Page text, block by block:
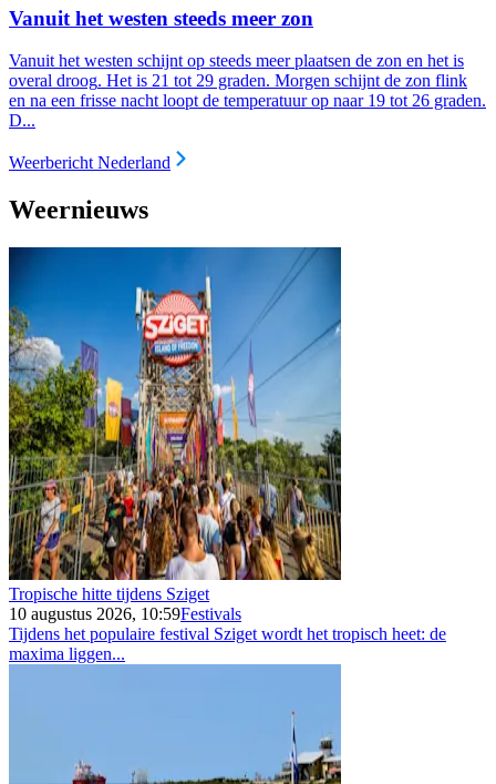
Vanuit het westen steeds meer zon
Vanuit het westen schijnt op steeds meer plaatsen de zon en het is
overal droog. Het is 21 tot 29 graden. Morgen schijnt de zon flink
en na een frisse nacht loopt de temperatuur op naar 19 tot 26 graden.
D...
Weerbericht Nederland
Weernieuws
Tropische hitte tijdens Sziget
10 augustus 2026, 10:59Festivals
Tijdens het populaire festival Sziget wordt het tropisch heet: de
maxima liggen...